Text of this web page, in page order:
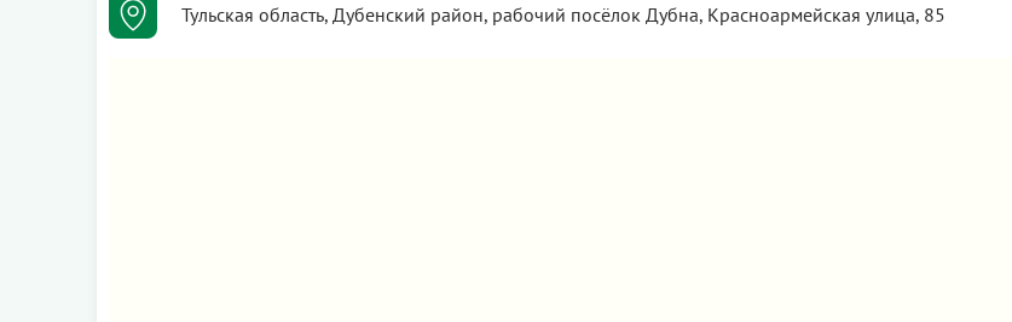
Тульская область, Дубенский район, рабочий посёлок Дубна, Красноармейская улица, 85